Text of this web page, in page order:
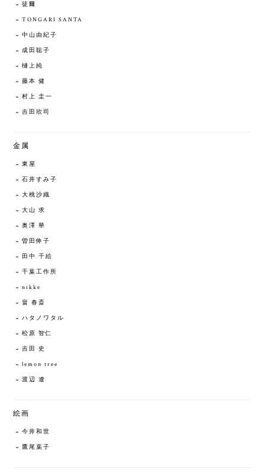
徒爾
TONGARI SANTA
中山由紀子
成田聡子
樋上純
藤本 健
村上 圭一
吉田欣司
金属
東屋
石井すみ子
大桃沙織
大山 求
奥澤 華
曽田伸子
田中 千絵
千葉工作所
nikke
畠 春斎
ハタノワタル
松原 智仁
吉田 史
lemon tree
渡辺 遼
絵画
今井和世
鷹尾葉子